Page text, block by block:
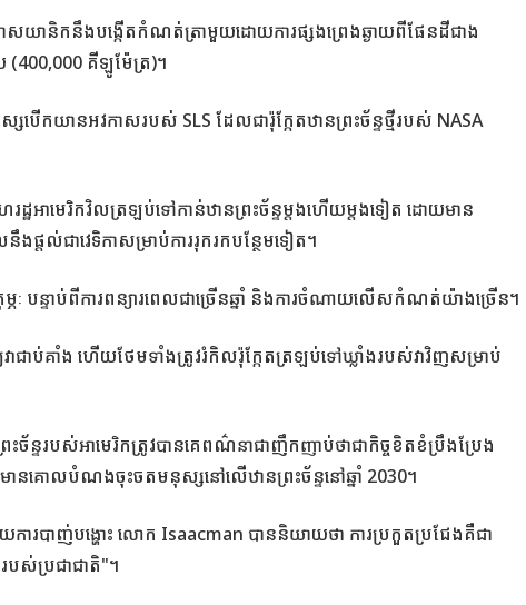
យានិកនឹងបង្កើតកំណត់ត្រាមួយដោយការផ្សងព្រេងឆ្ងាយពីផែនដីជាង
(400,000 គីឡូម៉ែត្រ)។
ើកយានអវកាសរបស់ SLS ដែលជារ៉ុក្កែតឋានព្រះច័ន្ទថ្មីរបស់ NASA
រដ្ឋអាមេរិកវិលត្រឡប់ទៅកាន់ឋានព្រះច័ន្ទម្តងហើយម្តងទៀត ដោយមាន
ផ្តល់ជាវេទិកាសម្រាប់ការរុករកបន្ថែមទៀត។
ភៈ បន្ទាប់ពីការពន្យារពេលជាច្រើនឆ្នាំ និងការចំណាយលើសកំណត់យ៉ាងច្រើន។
វាជាប់គាំង ហើយថែមទាំងត្រូវរំកិលរ៉ុក្កែតត្រឡប់ទៅឃ្លាំងរបស់វាវិញសម្រាប់
ច័ន្ទរបស់អាមេរិកត្រូវបានគេពណ៌នាជាញឹកញាប់ថាជាកិច្ចខិតខំប្រឹងប្រែង
នគោលបំណងចុះចតមនុស្សនៅលើឋានព្រះច័ន្ទនៅឆ្នាំ 2030។
ារបាញ់បង្ហោះ លោក Isaacman បាននិយាយថា ការប្រកួតប្រជែងគឺជា
បស់ប្រជាជាតិ"។